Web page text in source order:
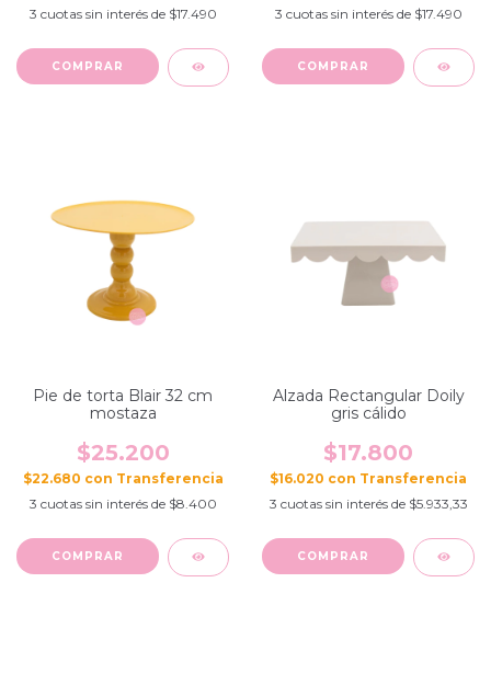
3 cuotas sin interés de $17.490
3 cuotas sin interés de $17.490
Pie de torta Blair 32 cm
mostaza
$25.200
$22.680 con
3 cuotas sin interés de $8.400
Alzada Rectangular Doily
gris cálido
$17.800
$16.020 con
3 cuotas sin interés de $5.933,33